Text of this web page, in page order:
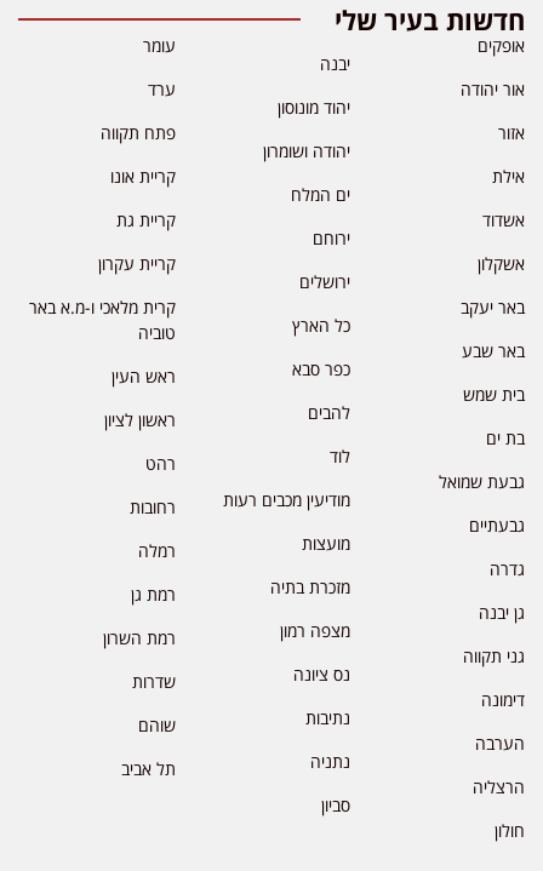
חדשות בעיר שלי
אופקים
אור יהודה
אזור
אילת
אשדוד
אשקלון
באר יעקב
באר שבע
בית שמש
בת ים
גבעת שמואל
גבעתיים
גדרה
גן יבנה
גני תקווה
דימונה
הערבה
הרצליה
חולון
יבנה
יהוד מונוסון
יהודה ושומרון
ים המלח
ירוחם
ירושלים
כל הארץ
כפר סבא
להבים
לוד
מודיעין מכבים רעות
מועצות
מזכרת בתיה
מצפה רמון
נס ציונה
נתיבות
נתניה
סביון
עומר
ערד
פתח תקווה
קריית אונו
קריית גת
קריית עקרון
קרית מלאכי ו-מ.א באר
טוביה
ראש העין
ראשון לציון
רהט
רחובות
רמלה
רמת גן
רמת השרון
שדרות
שוהם
תל אביב